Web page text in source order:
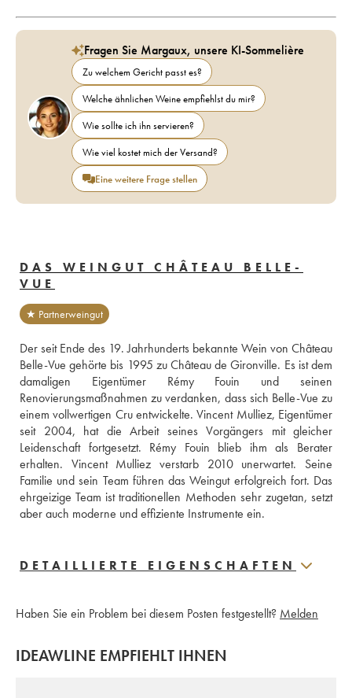
Fragen Sie Margaux, unsere KI-Sommelière
Zu welchem Gericht passt es?
Welche ähnlichen Weine empfiehlst du mir?
Wie sollte ich ihn servieren?
Wie viel kostet mich der Versand?
Eine weitere Frage stellen
DAS WEINGUT CHÂTEAU BELLE-
VUE
★ Partnerweingut
Der seit Ende des 19. Jahrhunderts bekannte Wein von Château
Belle-Vue gehörte bis 1995 zu Château de Gironville. Es ist dem
damaligen Eigentümer Rémy Fouin und seinen
Renovierungsmaßnahmen zu verdanken, dass sich Belle-Vue zu
einem vollwertigen Cru entwickelte. Vincent Mulliez, Eigentümer
seit 2004, hat die Arbeit seines Vorgängers mit gleicher
Leidenschaft fortgesetzt. Rémy Fouin blieb ihm als Berater
erhalten. Vincent Mulliez verstarb 2010 unerwartet. Seine
Familie und sein Team führen das Weingut erfolgreich fort. Das
ehrgeizige Team ist traditionellen Methoden sehr zugetan, setzt
aber auch moderne und effiziente Instrumente ein.
DETAILLIERTE EIGENSCHAFTEN
Haben Sie ein Problem bei diesem Posten festgestellt? Melden
IDEAWLINE EMPFIEHLT IHNEN